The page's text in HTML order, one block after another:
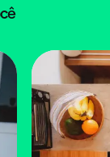
Após isso,
se